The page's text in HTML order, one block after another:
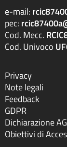
e-mail:
pec:
Cod. Mecc.
Cod. Univoco
Privacy
Note legali
Feedback
GDPR
Dichiarazione
Obiettivi di